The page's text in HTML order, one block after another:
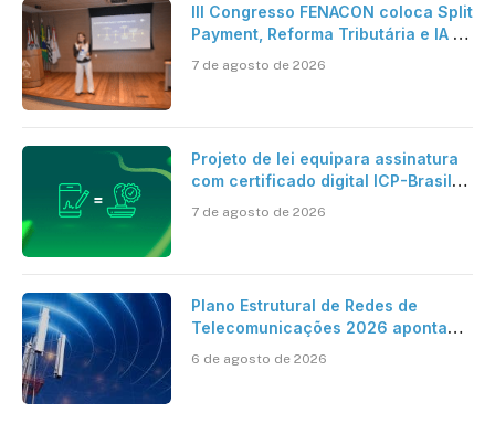
III Congresso FENACON coloca Split
Payment, Reforma Tributária e IA no
7 de agosto de 2026
Projeto de lei equipara assinatura
com certificado digital ICP-Brasil
cartório
7 de agosto de 2026
Plano Estrutural de Redes de
Telecomunicações 2026 aponta
mantém desafio
6 de agosto de 2026